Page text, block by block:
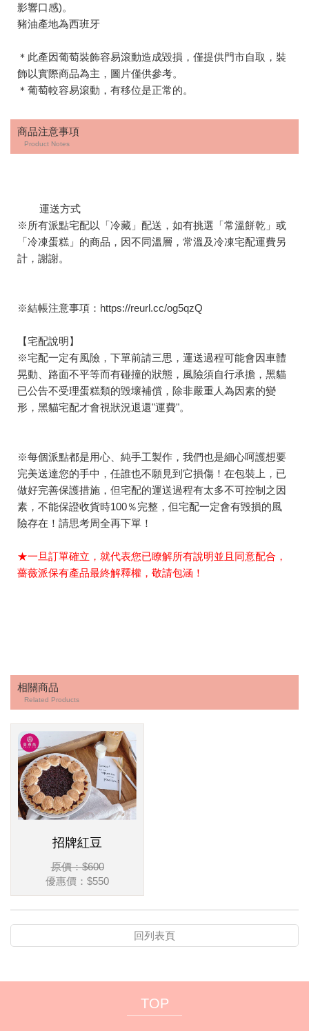
影響口感)。
豬油產地為西班牙
＊此產因葡萄裝飾容易滾動造成毀損，僅提供門市自取，裝
飾以實際商品為主，圖片僅供參考。
＊葡萄較容易滾動，有移位是正常的。
商品注意事項
Product Notes
運送方式
※所有派點宅配以「冷藏」配送，如有挑選「常溫餅乾」或
「冷凍蛋糕」的商品，因不同溫層，常溫及冷凍宅配運費另
計，謝謝。
※結帳注意事項： https://reurl.cc/og5qzQ
【宅配說明】
※宅配一定有風險，下單前請三思，運送過程可能會因車體
晃動、路面不平等而有碰撞的狀態，風險須自行承擔，黑貓
已公告不受理蛋糕類的毀壞補償，除非嚴重人為因素的變
形，黑貓宅配才會視狀況退還"運費"。
※每個派點都是用心、純手工製作，我們也是細心呵護想要
完美送達您的手中，任誰也不願見到它損傷！在包裝上，已
做好完善保護措施，但宅配的運送過程有太多不可控制之因
素，不能保證收貨時100％完整，但宅配一定會有毀損的風
險存在！請思考周全再下單！
★一旦訂單確立，就代表您已瞭解所有說明並且同意配合，
薔薇派保有產品最終解釋權，敬請包涵！
相關商品
Related Products
招牌紅豆
原價：$600
優惠價：$550
回列表頁
TOP